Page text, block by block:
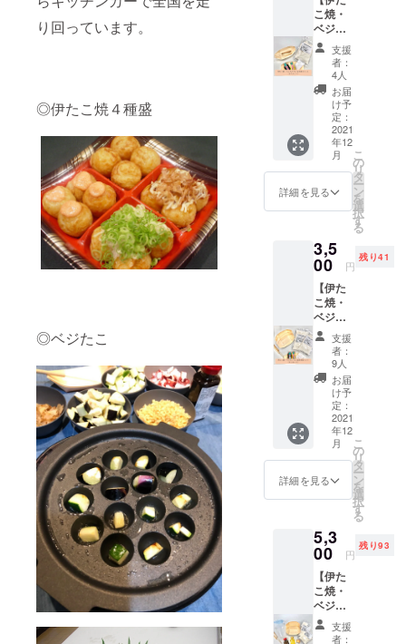
り回っています。
◎伊たこ焼４種盛
◎ベジたこ
ジョ
等、
様々な
料理に
使える
オイル
です！
一般販
売予定
価格
2,850
円、
20％OF
送料込
み）
【セッ
ト内
容】 ・
ガー
リック
オイル
(180ml)
×1 ・お
いしい
(袋)×1
〇ガー
リック
オイル
は自社
ナルオ
イルで
す(青森
県産に
んにく
を使用)
〇あら
ゆるご
こ焼・
ベジた
こ たこ
焼き奉
行セッ
ト(2人
セッ
ト)】 野
菜にも
合うよ
うに独
自で研
究開発
した
粉、
リック
オイル
とソー
スで伊
たこ
焼・ベ
ジたこ
の味
に。
ピック
や木舟
付きな
ので、
お家で
さなが
らたこ
焼き屋
味わえ
ます！
「ガー
リック
オイ
ル」は
伊たこ
焼・ベ
支援
者：
4人
お届
け予
定：
2021
年12
月
詳細を見る
こ
の
リ
タ
ー
ン
を
選
択
す
る
3,5
00 円
残り41
【伊た
こ焼・
ベジた
こ たこ
焼き奉
行セッ
ト(4人
セッ
ト)】 野
菜にも
合うよ
うに独
自で研
究開発
した
粉、
リック
オイル
とソー
スで伊
たこ
焼・ベ
ジたこ
の味
支援
者：
9人
お届
け予
定：
2021
年12
月
詳細を見る
こ
の
リ
タ
ー
ン
を
選
択
す
る
5,3
00 円
残り93
【伊た
こ焼・
ベジた
こ たこ
焼き奉
支援
者：